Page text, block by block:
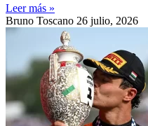
Leer más »
Bruno Toscano 26 julio, 2026